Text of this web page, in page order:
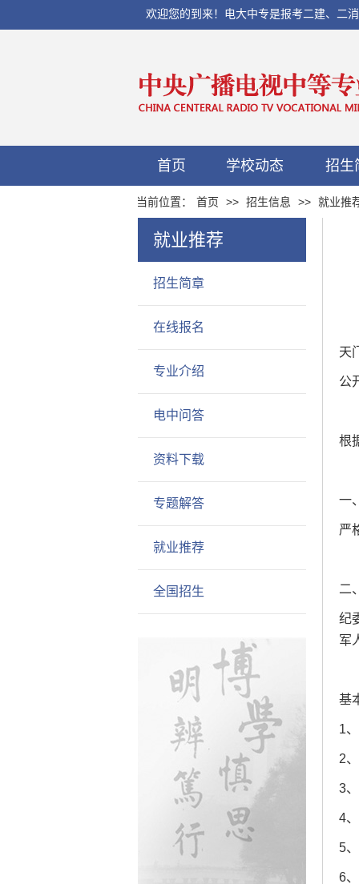
欢迎您的到来！电大中专是报考二建、二
首页 学校动态 招生
当前位置： 首页 >> 招生信息 >> 就业推
就业推荐
招生简章
在线报名
专业介绍
电中问答
资料下载
专题解答
就业推荐
全国招生
天
公
根
一
严
二
纪
军
基
1
2
3
4
5
6